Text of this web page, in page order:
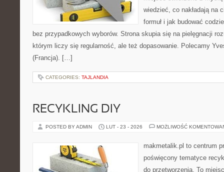
wiedzieć, co nakładają na
formuł i jak budować
bez przypadkowych wyborów. Strona skupia się na pielęgnacji
którym liczy się regularność, ale też dopasowanie. Polecamy
(Francja). […]
CATEGORIES: TAJLANDIA
RECYKLING DIY
POSTED BY ADMIN LUT - 23 - 2026 MOŻLIWOŚĆ
makmetalik.pl to centrum
poświęcony tematyce
do przetworzenia. To